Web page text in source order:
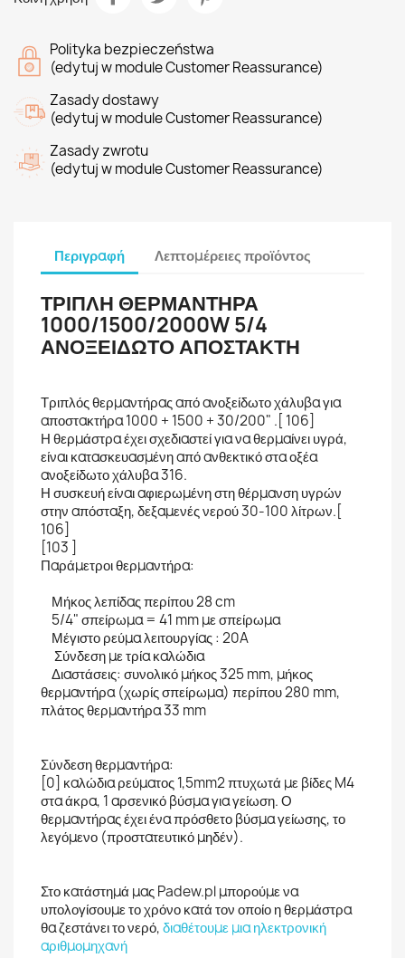
Polityka bezpieczeństwa
(edytuj w module Customer Reassurance)
Zasady dostawy
(edytuj w module Customer Reassurance)
Zasady zwrotu
(edytuj w module Customer Reassurance)
Περιγραφή Λεπτομέρειες προϊόντος
ΤΡΙΠΛΗ ΘΕΡΜΑΝΤΗΡΑ
1000/1500/2000W 5/4
ΑΝΟΞΕΙΔΩΤΟ ΑΠΟΣΤΑΚΤΗ
Τριπλός θερμαντήρας από ανοξείδωτο χάλυβα για
αποστακτήρα 1000 + 1500 + 30/200" .[ 106]
Η θερμάστρα έχει σχεδιαστεί για να θερμαίνει υγρά,
είναι κατασκευασμένη από ανθεκτικό στα οξέα
ανοξείδωτο χάλυβα 316.
Η συσκευή είναι αφιερωμένη στη θέρμανση υγρών
στην απόσταξη, δεξαμενές νερού 30-100 λίτρων.[
106]
[103 ]
Παράμετροι θερμαντήρα:
Μήκος λεπίδας περίπου 28 cm
5/4" σπείρωμα = 41 mm με σπείρωμα
Μέγιστο ρεύμα λειτουργίας : 20A
Σύνδεση με τρία καλώδια
Διαστάσεις: συνολικό μήκος 325 mm, μήκος
θερμαντήρα (χωρίς σπείρωμα) περίπου 280 mm,
πλάτος θερμαντήρα 33 mm
Σύνδεση θερμαντήρα:
[0] καλώδια ρεύματος 1,5mm2 πτυχωτά με βίδες M4
στα άκρα, 1 αρσενικό βύσμα για γείωση. Ο
θερμαντήρας έχει ένα πρόσθετο βύσμα γείωσης, το
λεγόμενο (προστατευτικό μηδέν).
Στο κατάστημά μας Padew.pl μπορούμε να
υπολογίσουμε το χρόνο κατά τον οποίο η θερμάστρα
θα ζεστάνει το νερό,διαθέτουμε μια ηλεκτρονική
αριθμομηχανή